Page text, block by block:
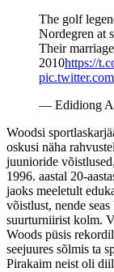
The golf
Nordegren at
Their
2010https://
— Edidiong
Woodsi
oskusi näha
juunioride
1996. aastal 20-
jaoks meeletult
võistlust, nende
suurturniirist kolm.
Woods püsis
seejuures sõlmis ta
Pirakaim neist oli